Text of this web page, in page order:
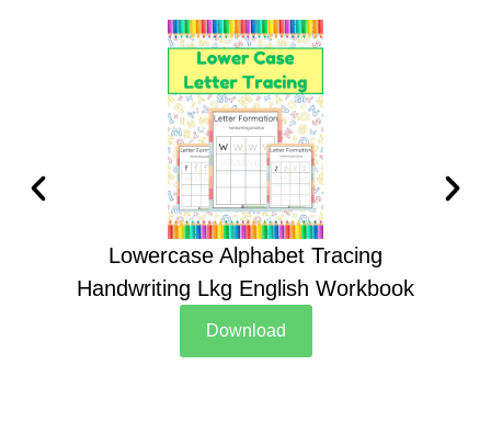
Lowercase Alphabet Tracing
Handwriting Lkg English Workbook
Download